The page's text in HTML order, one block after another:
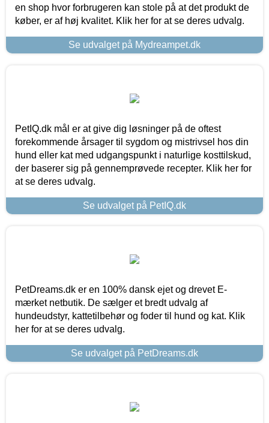
en shop hvor forbrugeren kan stole på at det produkt de
køber, er af høj kvalitet. Klik her for at se deres udvalg.
Se udvalget på Mydreampet.dk
PetIQ.dk mål er at give dig løsninger på de oftest
forekommende årsager til sygdom og mistrivsel hos din
hund eller kat med udgangspunkt i naturlige kosttilskud,
der baserer sig på gennemprøvede recepter. Klik her for
at se deres udvalg.
Se udvalget på PetIQ.dk
PetDreams.dk er en 100% dansk ejet og drevet E-
mærket netbutik. De sælger et bredt udvalg af
hundeudstyr, kattetilbehør og foder til hund og kat. Klik
her for at se deres udvalg.
Se udvalget på PetDreams.dk